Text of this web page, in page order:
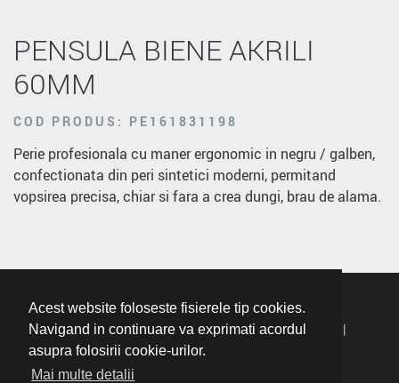
Acest website foloseste fisierele tip cookies.
Navigand in continuare va exprimati acordul
asupra folosirii cookie-urilor.
Mai multe detalii
PENSULA BIENE AKRILI
60MM
COD PRODUS: PE161831198
Perie profesionala cu maner ergonomic in negru / galben,
confectionata din peri sintetici moderni, permitand
vopsirea precisa, chiar si fara a crea dungi, brau de alama.
Termeni Si Conditii | Politica De Confidentialitate
|
Politica Cookie